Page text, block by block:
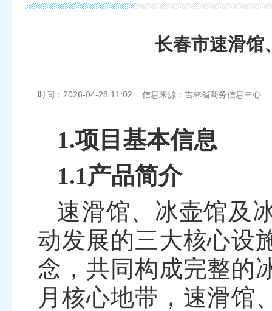
长春市速滑馆
时间：2026-04-28 11:02 信息来源：吉林省商务信息中心
1.项目基本信息
1.1产品简介
速滑馆、冰壶馆及
动发展的三大核心设
念，共同构成完整的
月核心地带，速滑馆